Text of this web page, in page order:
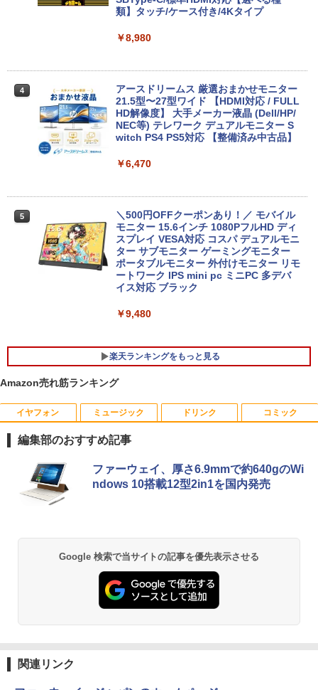
GHz | MEM:8GB | HDD:500GB | DVDマ
ro64Bit | ACアダプター付属
【期間限定 ポイント10倍】Lenovo Idea
Pad D330 10.1型 2-in-1 タブレットPC／
着脱式キーボード（intel 第九世代Celero
Type-C データ/充電可）/microSD対応
￥13,800
【期間限定破格金額！】新生活 新古品 W
in11搭載 パソコンノートパソコンoffice
付き 初心者向けノートPC 初期設定済 1
メモリ4GB～ 高速SSD1TB 最大 フルHD
￥12,980
類】タッチ/ケース付き/4Kタイプ
￥8,980
4
アースドリームス 厳選おまかせモニター
21.5型〜27型ワイド 【HDMI対応 / FULL
HD解像度】 大手メーカー液晶 (Dell/HP/
NEC等) テレワーク デュアルモニター S
witch PS4 PS5対応 【整備済み中古品】
￥6,470
5
＼500円OFFクーポンあり！／ モバイル
モニター 15.6インチ 1080PフルHD ディ
スプレイ VESA対応 コスパ デュアルモニ
ター サブモニター ゲーミングモニター
ポータブルモニター 外付けモニター リモ
ートワーク IPS mini pc ミニPC 多デバ
イス対応 ブラック
￥9,480
楽天ランキングをもっと見る
1
ちいかわ なんか小さくてかわいいやつ
（1） （ワイドKC） [ ナガノ ]
￥4,345
Amazon売れ筋ランキング
イヤフォン
Anker Soundcore P40i オフホワイト
￥7,990
Anker Soundcore P31i ブラック
￥5,990
ミュージック
BRUCE WAYNE feat. Flo Milli, ATL Jacob
[Explicit]
BRUCE WAYNE feat. Flo Milli, ATL Jacob
￥250
ドリンク
【Amazon.co.jp限定】 い・ろ・は・す 2L P
ET ラベルレス ×8本
by Amazon 天然水 ラベルレス 500ml ×24本
ウォーター ペットボトル 静岡県産 500ミリリ
ットル (Smart Basic)
コミック
薬屋のひとりごと 17巻 (デジタル版ビッグガ
ンガンコミックス)
異世界居酒屋「のぶ」(22) (角川コミックス・
￥832
編集部のおすすめ記事
ファーウェイ、厚さ6.9mmで約640gのWi
ndows 10搭載12型2in1を国内発売
Google 検索で当サイトの記事を優先表示させる
関連リンク